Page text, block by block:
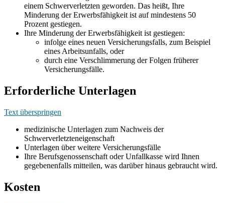
einem Schwerverletzten geworden. Das heißt, Ihre
Minderung der Erwerbsfähigkeit ist auf mindestens 50
Prozent gestiegen.
Ihre Minderung der Erwerbsfähigkeit ist gestiegen:
infolge eines neuen Versicherungsfalls, zum Beispiel
eines Arbeitsunfalls, oder
durch eine Verschlimmerung der Folgen früherer
Versicherungsfälle.
Erforderliche Unterlagen
Text überspringen
medizinische Unterlagen zum Nachweis der
Schwerverletzteneigenschaft
Unterlagen über weitere Versicherungsfälle
Ihre Berufsgenossenschaft oder Unfallkasse wird Ihnen
gegebenenfalls mitteilen, was darüber hinaus gebraucht wird.
Kosten